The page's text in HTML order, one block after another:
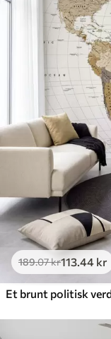
189.07kr113.44 kr